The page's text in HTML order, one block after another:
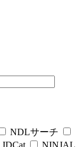
NDLサーチ
JDCat
NINJAL